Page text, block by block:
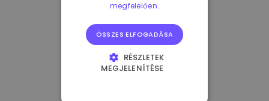
megfelelően.
ÖSSZES ELFOGADÁSA
RÉSZLETEK
MEGJELENÍTÉSE